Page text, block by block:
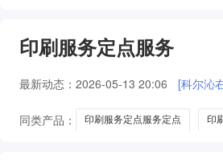
印刷服务定点服务
最新动态： 2026-05-13 20:06 [科尔沁
同类产品： 印刷服务定点服务定点 印